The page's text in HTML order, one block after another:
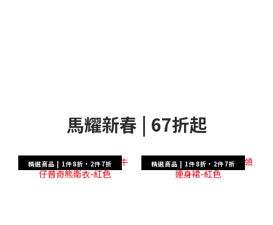
馬耀新春 | 67折起
精選商品 | 1件8折，2件7折 精選商品 | 1件8折，2件7折